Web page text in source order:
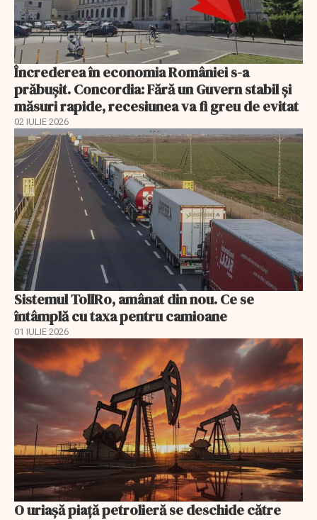
Încrederea în economia României s-a
prăbușit. Concordia: Fără un Guvern stabil și
măsuri rapide, recesiunea va fi greu de evitat
02 IULIE 2026
Sistemul TollRo, amânat din nou. Ce se
întâmplă cu taxa pentru camioane
01 IULIE 2026
O uriaşă piaţă petrolieră se deschide către